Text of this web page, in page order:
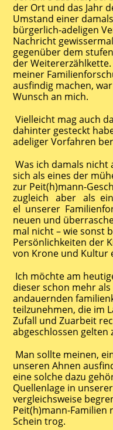
der Ort und das Jahr
Umstand einer
bürgerlich-adeligen
Nachricht
gegenüber dem
der
meiner
ausfindig machen,
Wunsch an mich.
Vielleicht mag auch
dahinter gesteckt
adeliger Vorfahren
Was ich damals nicht
sich als eines der
zur Peit(h)mann-
zugleich aber als
el unserer
neuen und
mal nicht – wie sonst
Persönlichkeiten der
von Krone und Kultur
Ich möchte am
dieser schon mehr
andauernden
teilzunehmen, die im
Zufall und Zuarbeit
abgeschlossen gelten
Man sollte meinen,
unseren Ahnen
eine solche dazu
Quellenlage in
vergleichsweise
Peit(h)mann-Familien
Schein trog.